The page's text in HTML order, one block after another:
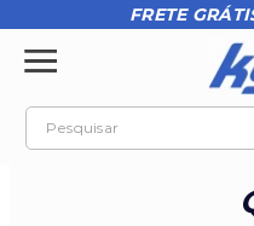
FRETE
Pesquisar